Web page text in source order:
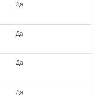
Да
Да
Да
Да